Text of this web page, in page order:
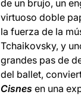
de un brujo, un
virtuoso doble
la fuerza de la
Tchaikovsky, y
grandes pas de
del ballet,
Cisnes en una